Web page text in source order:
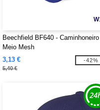
Beechfield BF640 - Caminhoneiro
Meio Mesh
3,13 €
5,40 €
-42%